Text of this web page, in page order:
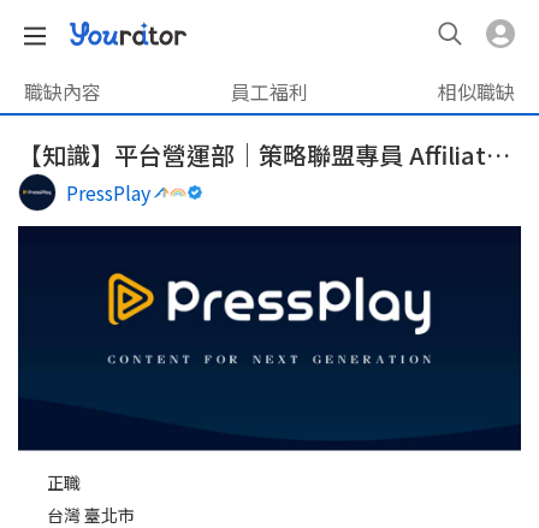
職缺內容 員工福利 相似職缺
【知識】平台營運部｜策略聯盟專員 Affiliate Specialist
PressPlay
正職
台灣 臺北市